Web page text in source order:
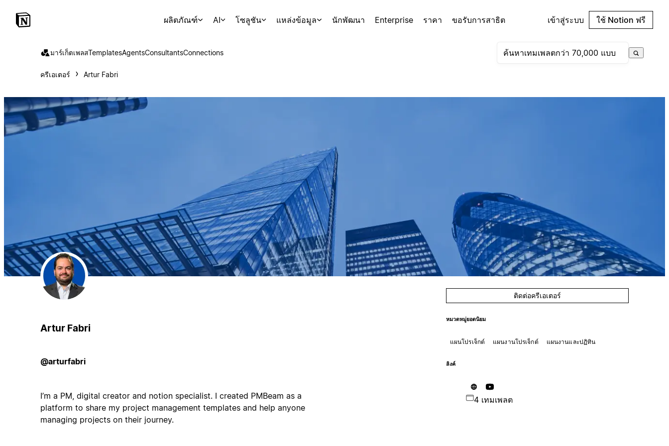
ผลิตภัณฑ์ AI โซลูชัน แหล่งข้อมูล นักพัฒนา Enterprise ราคา ขอรับการสาธิต เข้าสู่ระบบ ใช้ Notion ฟรี
มาร์เก็ตเพลสTemplatesAgentsConsultantsConnections
ครีเอเตอร์ Artur Fabri
Artur Fabri
@arturfabri
I’m a PM, digital creator and notion specialist. I created PMBeam as a
platform to share my project management templates and help anyone
managing projects on their journey.
ติดต่อครีเอเตอร์
หมวดหมู่ยอดนิยม
แผนโปรเจ็กต์ แผนงานโปรเจ็กต์ แผนงานและปฏิทิน
ลิงค์
4 เทมเพลต